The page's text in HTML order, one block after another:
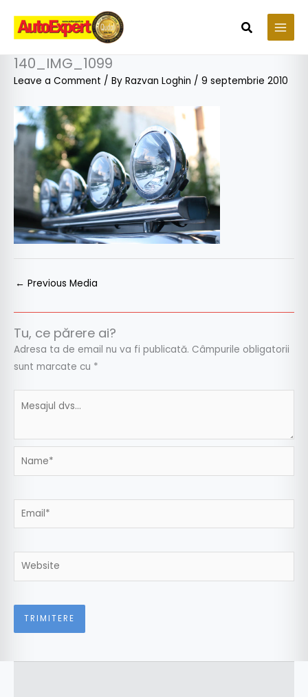
content
Search
140_IMG_1099
Leave a Comment / By Razvan Loghin / 9 septembrie 2010
← Previous Media
Tu, ce părere ai?
Adresa ta de email nu va fi publicată. Câmpurile obligatorii
sunt marcate cu *
Name*
Email*
Website